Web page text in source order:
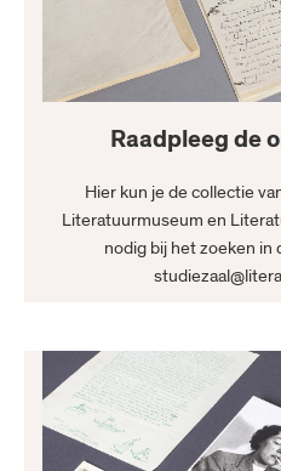
Raadpleeg de
Hier kun je de collectie
Literatuurmuseum en
nodig bij het zoeken in